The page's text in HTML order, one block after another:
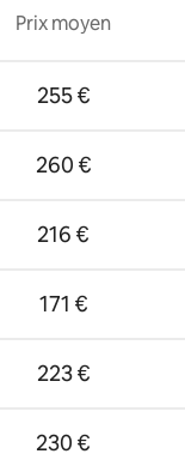
Prix moyen
255 €
260 €
216 €
171 €
223 €
230 €